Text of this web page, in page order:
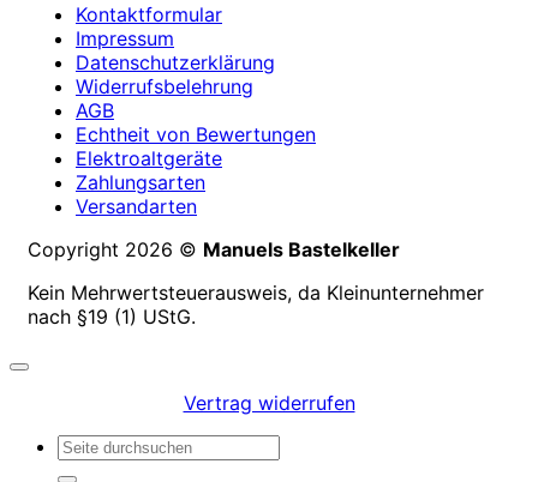
Kontaktformular
Impressum
Datenschutzerklärung
Widerrufsbelehrung
AGB
Echtheit von Bewertungen
Elektroaltgeräte
Zahlungsarten
Versandarten
Copyright 2026 © Manuels Bastelkeller
Kein Mehrwertsteuerausweis, da Kleinunternehmer
nach §19 (1) UStG.
Vertrag widerrufen
Suchen
nach: